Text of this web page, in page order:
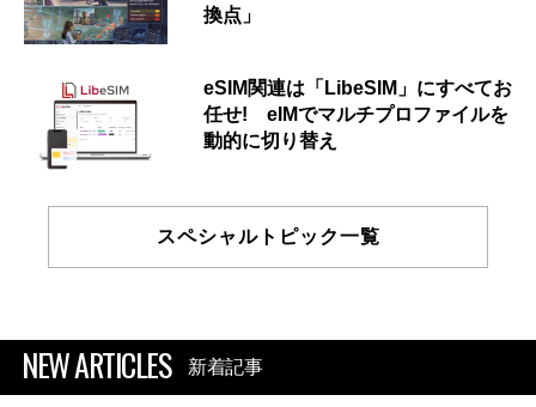
換点」
eSIM関連は「LibeSIM」にすべてお
任せ! eIMでマルチプロファイルを
動的に切り替え
スペシャルトピック一覧
NEW ARTICLES 新着記事